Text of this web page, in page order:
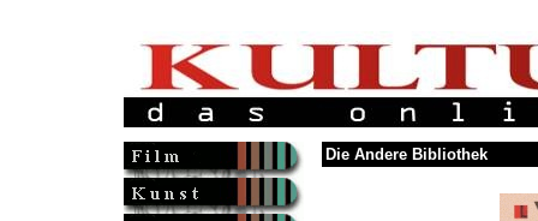
Die Andere Bibliothek